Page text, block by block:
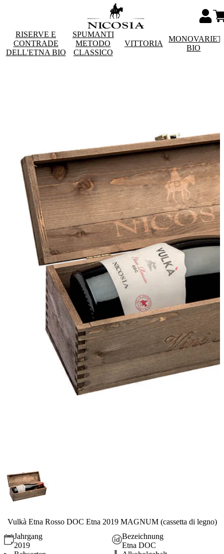
RISERVE E
CONTRADE
DELL'ETNA BIO
SPUMANTI
METODO
CLASSICO
VITTORIA
BIO
Vulkà Etna Rosso DOC Etna 2019 MAGNUM (cassetta di legno)
Jahrgang
2019
Bezeichnung
Etna DOC